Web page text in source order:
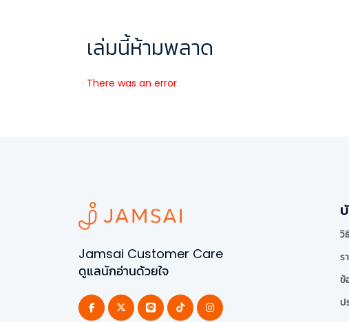
เล่มนี้ห้ามพลาด
There was an error
Jamsai Customer Care
ดูแลนักอ่านด้วยใจ
วิ
ร
ข้
ป